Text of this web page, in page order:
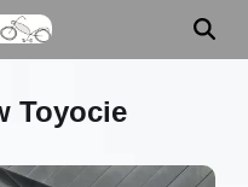
Toyocie